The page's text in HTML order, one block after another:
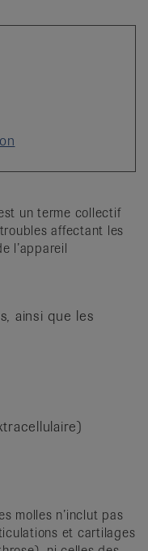
un terme collectif
affectant les
l’appareil
ainsi que les
molles n’inclut pas
et cartilages